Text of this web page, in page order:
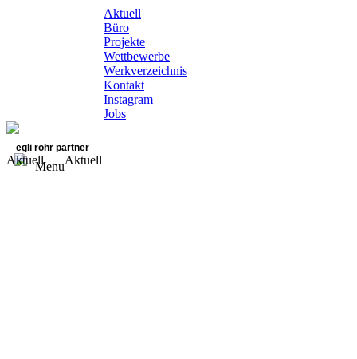
Aktuell
Büro
Projekte
Wettbewerbe
Werkverzeichnis
Kontakt
Instagram
Jobs
egli rohr partner
Menu
Aktuell Aktuell